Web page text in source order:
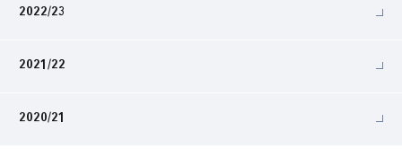
2022/23
2021/22
2020/21